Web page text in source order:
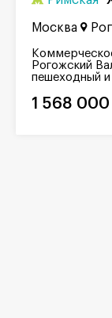
Москва
Рогожский
пешеходный
1 568